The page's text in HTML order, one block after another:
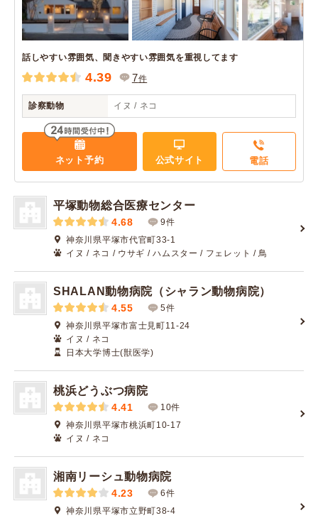
話しやすい雰囲気、聞きやすい雰囲気を重視してます
4.39 7件
診察動物 イヌ / ネコ
ネット予約 公式サイト 電話
平塚動物総合医療センター
4.68
9件
神奈川県平塚市代官町33-1
イヌ / ネコ / ウサギ / ハムスター / フェレット / 鳥
SHALAN動物病院（シャラン動物病院）
4.55
5件
神奈川県平塚市富士見町11-24
イヌ / ネコ
日本大学博士(獣医学)
桃浜どうぶつ病院
4.41
10件
神奈川県平塚市桃浜町10-17
イヌ / ネコ
湘南リーシュ動物病院
4.23
6件
神奈川県平塚市立野町38-4